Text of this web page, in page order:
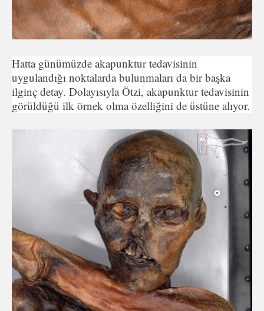
Hatta günümüzde akapunktur tedavisinin
uygulandığı noktalarda bulunmaları da bir başka
ilginç detay. Dolayısıyla Ötzi, akapunktur tedavisinin
görüldüğü ilk örnek olma özelliğini de üstüne alıyor.